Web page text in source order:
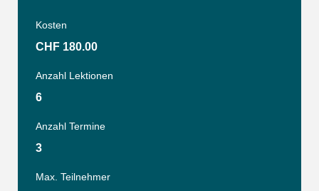
Kosten
CHF 180.00
Anzahl Lektionen
6
Anzahl Termine
3
Max. Teilnehmer